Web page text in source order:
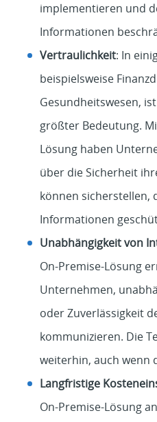
implementieren und
Informationen
Vertraulichkeit: In
beispielsweise
Gesundheitswesen,
größter Bedeutung.
Lösung haben
über die Sicherheit
können sicherstellen,
Informationen
Unabhängigkeit von
On-Premise-Lösung
Unternehmen,
oder Zuverlässigkeit
kommunizieren. Die
weiterhin, auch wenn
Langfristige
On-Premise-Lösung